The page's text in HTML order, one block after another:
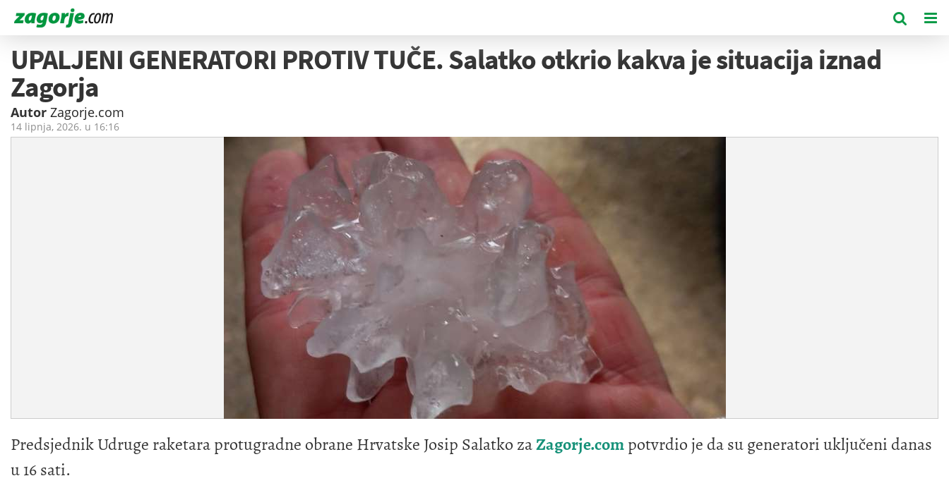
UPALJENI GENERATORI PROTIV TUČE. Salatko otkrio kakva je situacija iznad
Zagorja
Autor Zagorje.com
14 lipnja, 2026. u 16:16
Predsjednik Udruge raketara protugradne obrane Hrvatske Josip Salatko zaZagorje.compotvrdio je da su generatori uključeni danas
u 16 sati.